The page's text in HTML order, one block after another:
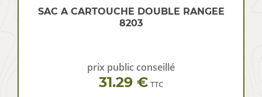
SAC A CARTOUCHE DOUBLE RANGEE
8203
prix public conseillé
31.29 € TTC